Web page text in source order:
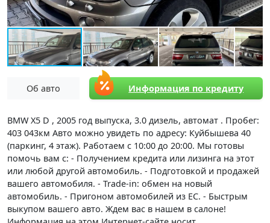
Об авто Информация по кредиту
BMW X5 D , 2005 год выпуска, 3.0 дизель, автомат . Пробег:
403 043км Авто можно увидеть по адресу: Куйбышева 40
(паркинг, 4 этаж). Работаем с 10:00 до 20:00. Мы готовы
помочь вам с: - Получением кредита или лизинга на этот
или любой другой автомобиль. - Подготовкой и продажей
вашего автомобиля. - Trade-in: обмен на новый
автомобиль. - Пригоном автомобилей из ЕС. - Быстрым
выкупом вашего авто. Ждем вас в нашем в салоне!